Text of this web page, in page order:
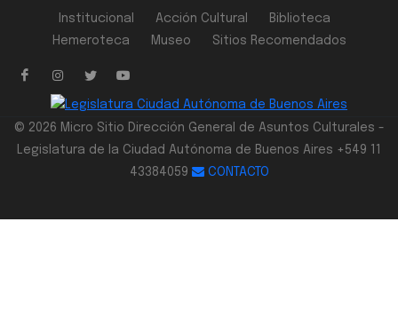
Institucional Acción Cultural
Biblioteca
Hemeroteca
Museo Sitios Recomendados
© 2026 Micro Sitio Dirección General de Asuntos Culturales -
Legislatura de la Ciudad Autónoma de Buenos Aires +549 11
43384059
CONTACTO